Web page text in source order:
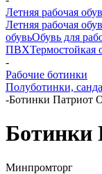
Летняя рабочая
Летняя рабочая
обувьОбувь для
ПВХТермостойкая
-
Рабочие ботинки
Полуботинки,
-Ботинки Патриот
Ботинки
Минпромторг